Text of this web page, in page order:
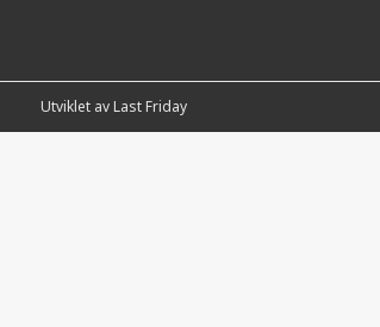
Utviklet av Last Friday